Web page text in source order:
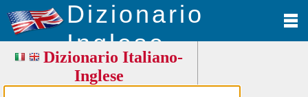
Dizionario
Inglese
Dizionario Italiano-
Inglese